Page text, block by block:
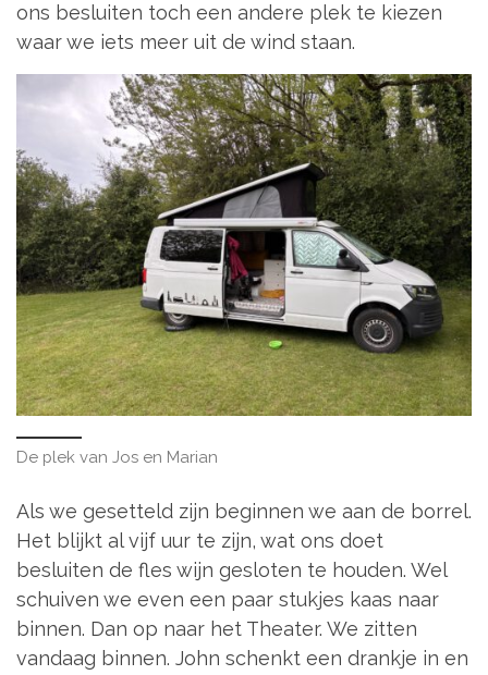
ons besluiten toch een andere plek te kiezen
waar we iets meer uit de wind staan.
De plek van Jos en Marian
Als we gesetteld zijn beginnen we aan de borrel.
Het blijkt al vijf uur te zijn, wat ons doet
besluiten de fles wijn gesloten te houden. Wel
schuiven we even een paar stukjes kaas naar
binnen. Dan op naar het Theater. We zitten
vandaag binnen. John schenkt een drankje in en